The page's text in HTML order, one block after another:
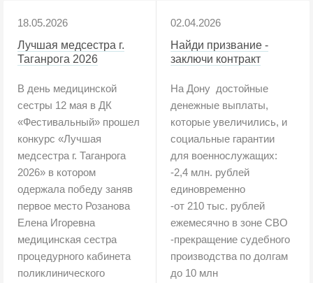
18.05.2026
Лучшая медсестра г.
Таганрога 2026
В день медицинской
сестры 12 мая в ДК
«Фестивальный» прошел
конкурс «Лучшая
медсестра г. Таганрога
2026» в котором
одержала победу заняв
первое место Розанова
Елена Игоревна
медицинская сестра
процедурного кабинета
поликлинического
02.04.2026
Найди призвание -
заключи контракт
На Дону достойные
денежные выплаты,
которые увеличились, и
социальные гарантии
для военнослужащих:
-2,4 млн. рублей
единовременно
-от 210 тыс. рублей
ежемесячно в зоне СВО
-прекращение судебного
производства по долгам
до 10 млн